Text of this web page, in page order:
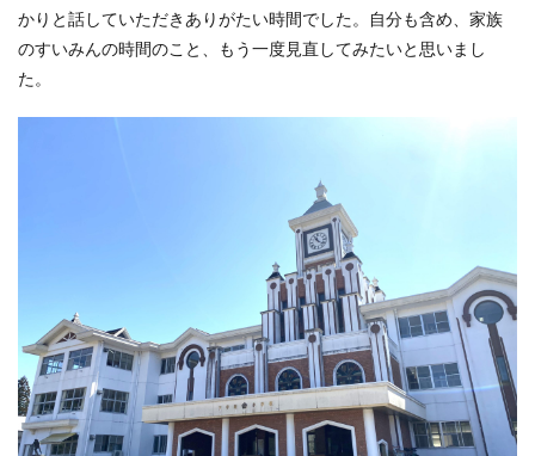
かりと話していただきありがたい時間でした。自分も含め、家族
のすいみんの時間のこと、もう一度見直してみたいと思いまし
た。